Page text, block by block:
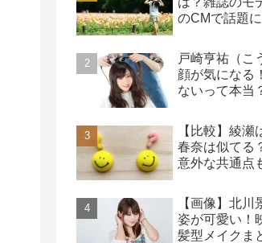
のCMで話題に
戸崎亨祐（こ
顔が気になる
ないって本当
【比較】綾瀬
春奈は似てる
意外な共通点
【画像】北川
姿が可愛い！
髪型メイクま